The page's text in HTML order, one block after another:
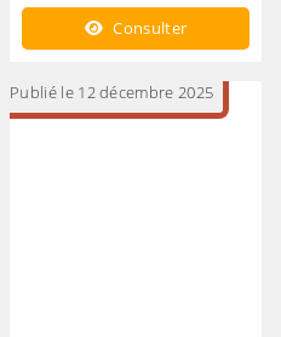
Consulter
Publié le 12 décembre 2025